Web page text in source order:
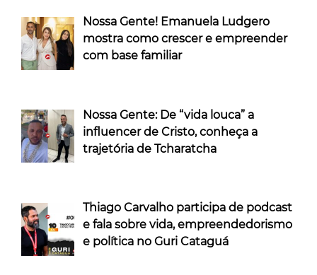
Nossa Gente! Emanuela Ludgero
mostra como crescer e empreender
com base familiar
Nossa Gente: De “vida louca” a
influencer de Cristo, conheça a
trajetória de Tcharatcha
Thiago Carvalho participa de podcast
e fala sobre vida, empreendedorismo
e política no Guri Cataguá